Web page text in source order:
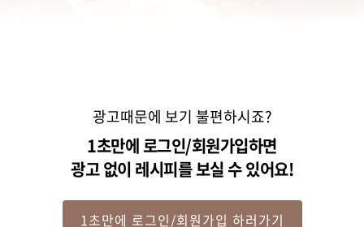
다른 볼에 60도 이하의 따뜻한 물을 넣고, 초콜릿이 담긴 볼을 올려 저어주며
중탕으로 녹여주세요. (초콜릿에 물이 들어가지 않도록 주의해서 저어주세
광고때문에 보기 불편하시죠?
1초만에 로그인/회원가입하면
광고 없이 레시피를 보실 수 있어요!
1초만에 로그인/회원가입 하러가기